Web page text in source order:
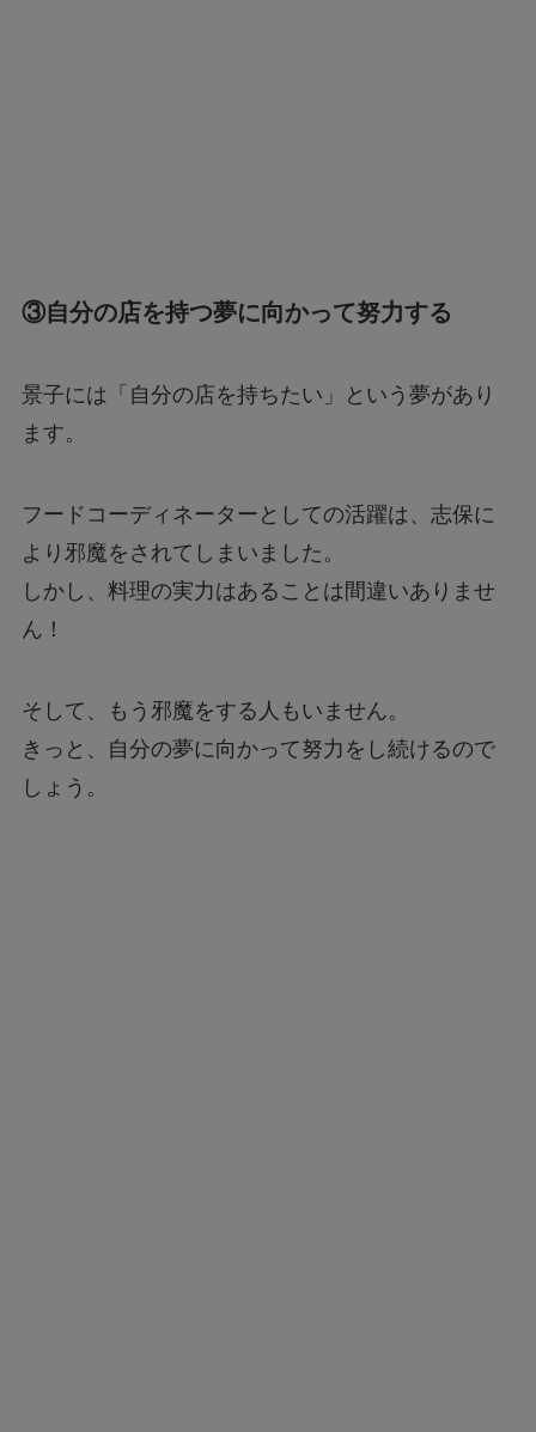
③自分の店を持つ夢に向かって努力する
景子には「自分の店を持ちたい」という夢があり
ます。
フードコーディネーターとしての活躍は、志保に
より邪魔をされてしまいました。
しかし、料理の実力はあることは間違いありませ
ん！
そして、もう邪魔をする人もいません。
きっと、自分の夢に向かって努力をし続けるので
しょう。